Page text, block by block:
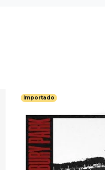
Importado